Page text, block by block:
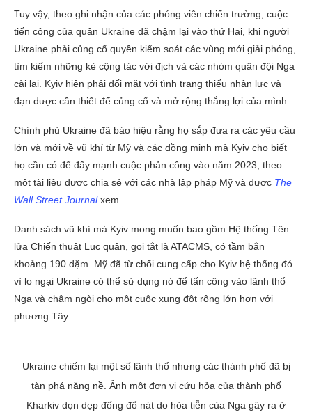
Tuy vậy, theo ghi nhận của các phóng viên chiến trường, cuộc
tiến công của quân Ukraine đã chậm lại vào thứ Hai, khi người
Ukraine phải củng cố quyền kiểm soát các vùng mới giải phóng,
tìm kiếm những kẻ cộng tác với địch và các nhóm quân đội Nga
cài lại. Kyiv hiện phải đối mặt với tình trạng thiếu nhân lực và
đạn dược cần thiết để củng cố và mở rộng thắng lợi của mình.
Chính phủ Ukraine đã báo hiệu rằng họ sắp đưa ra các yêu cầu
lớn và mới về vũ khí từ Mỹ và các đồng minh mà Kyiv cho biết
họ cần có để đẩy mạnh cuộc phản công vào năm 2023, theo
một tài liệu được chia sẻ với các nhà lập pháp Mỹ và được The
Wall Street Journalxem.
Danh sách vũ khí mà Kyiv mong muốn bao gồm Hệ thống Tên
lửa Chiến thuật Lục quân, gọi tắt là ATACMS, có tầm bắn
khoảng 190 dặm. Mỹ đã từ chối cung cấp cho Kyiv hệ thống đó
vì lo ngại Ukraine có thể sử dụng nó để tấn công vào lãnh thổ
Nga và châm ngòi cho một cuộc xung đột rộng lớn hơn với
phương Tây.
Ukraine chiếm lại một số lãnh thổ nhưng các thành phố đã bị
tàn phá nặng nề. Ảnh một đơn vị cứu hỏa của thành phố
Kharkiv dọn dẹp đống đổ nát do hỏa tiễn của Nga gây ra ở